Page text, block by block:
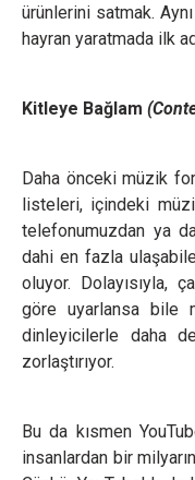
ürünlerini satmak.
hayran yaratmada ilk
Kitleye Bağlam
Daha önceki müzik
listeleri, içindeki
telefonumuzdan ya
dahi en fazla
oluyor. Dolayısıyla,
göre uyarlansa bile
dinleyicilerle daha
zorlaştırıyor.
Bu da kısmen
insanlardan bir